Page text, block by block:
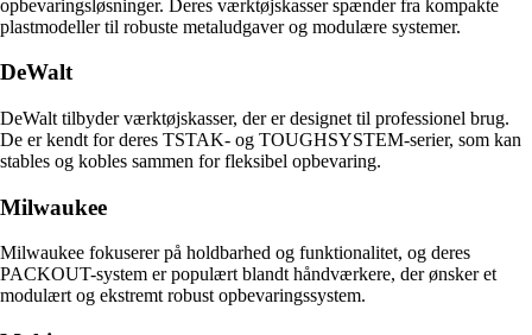
opbevaringsløsninger. Deres værktøjskasser spænder fra kompakte
plastmodeller til robuste metaludgaver og modulære systemer.
DeWalt
DeWalt tilbyder værktøjskasser, der er designet til professionel brug.
De er kendt for deres TSTAK- og TOUGHSYSTEM-serier, som kan
stables og kobles sammen for fleksibel opbevaring.
Milwaukee
Milwaukee fokuserer på holdbarhed og funktionalitet, og deres
PACKOUT-system er populært blandt håndværkere, der ønsker et
modulært og ekstremt robust opbevaringssystem.